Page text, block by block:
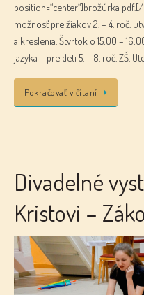
position=“center“]brožúrka
možnosť pre žiakov 2. – 4. roč.
a kreslenia. Štvrtok o 15:00 –
jazyka – pre deti 5. – 8. roč. ZŠ.
Pokračovať v čítaní
Divadelné
Kristovi –